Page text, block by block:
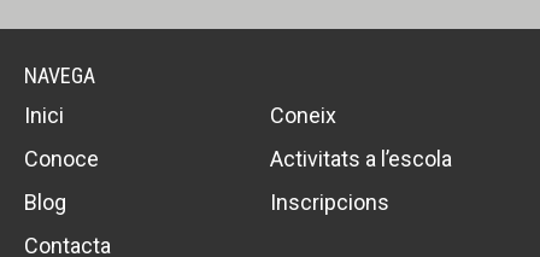
NAVEGA
Inici
Coneix
Conoce
Activitats a l’escola
Blog
Inscripcions
Contacta